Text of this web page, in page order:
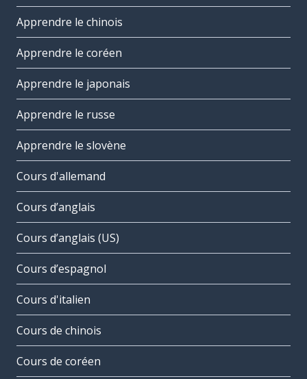
Apprendre le chinois
Apprendre le coréen
Apprendre le japonais
Apprendre le russe
Apprendre le slovène
Cours d'allemand
Cours d’anglais
Cours d’anglais (US)
Cours d’espagnol
Cours d'italien
Cours de chinois
Cours de coréen